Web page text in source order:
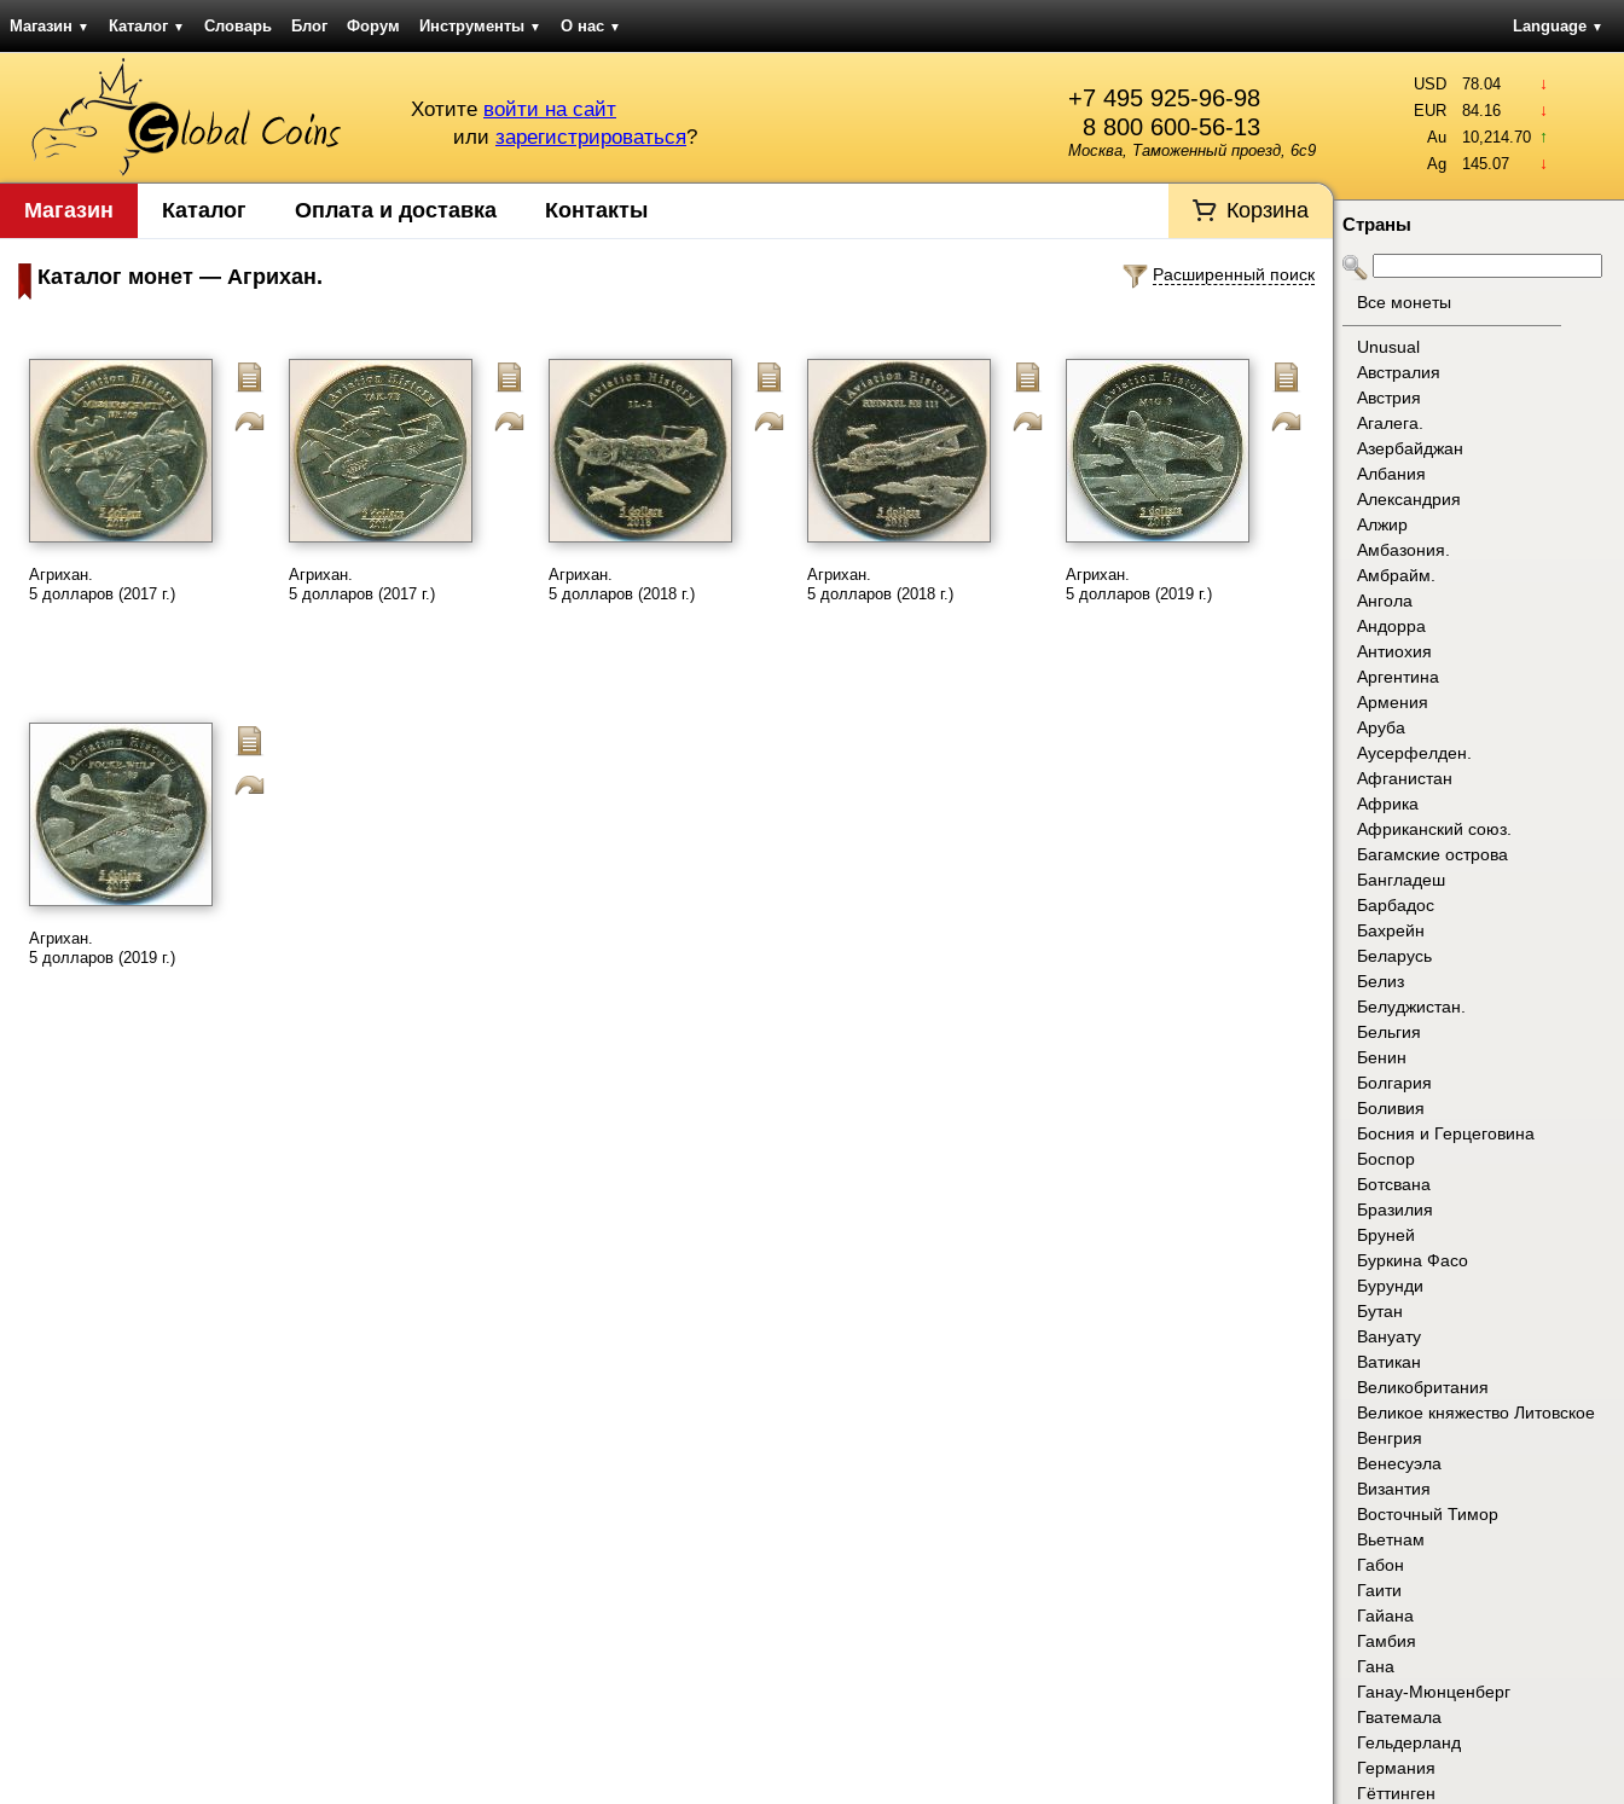
Магазин ▼ Каталог ▼ Словарь Блог Форум Инструменты ▼ О нас ▼ Language ▼
+7 495 925-96-98
8 800 600-56-13
Москва, Таможенный проезд, 6с9
Хотите войти на сайт
или зарегистрироваться?
USD 78.04 ↓
EUR 84.16 ↓
Au 10,214.70 ↑
Ag 145.07 ↓
Магазин Каталог Оплата и доставка Контакты Корзина
Расширенный поиск
Каталог монет — Агрихан.
Агрихан.
5 долларов (2017 г.)
Агрихан.
5 долларов (2017 г.)
Агрихан.
5 долларов (2018 г.)
Агрихан.
5 долларов (2018 г.)
Агрихан.
5 долларов (2019 г.)
Агрихан.
5 долларов (2019 г.)
Страны
Все монеты
Unusual
Австралия
Австрия
Агалега.
Азербайджан
Албания
Александрия
Алжир
Амбазония.
Амбрайм.
Ангола
Андорра
Антиохия
Аргентина
Армения
Аруба
Аусерфелден.
Афганистан
Африка
Африканский союз.
Багамские острова
Бангладеш
Барбадос
Бахрейн
Беларусь
Белиз
Белуджистан.
Бельгия
Бенин
Болгария
Боливия
Босния и Герцеговина
Боспор
Ботсвана
Бразилия
Бруней
Буркина Фасо
Бурунди
Бутан
Вануату
Ватикан
Великобритания
Великое княжество Литовское
Венгрия
Венесуэла
Византия
Восточный Тимор
Вьетнам
Габон
Гаити
Гайана
Гамбия
Гана
Ганау-Мюнценберг
Гватемала
Гельдерланд
Германия
Гёттинген